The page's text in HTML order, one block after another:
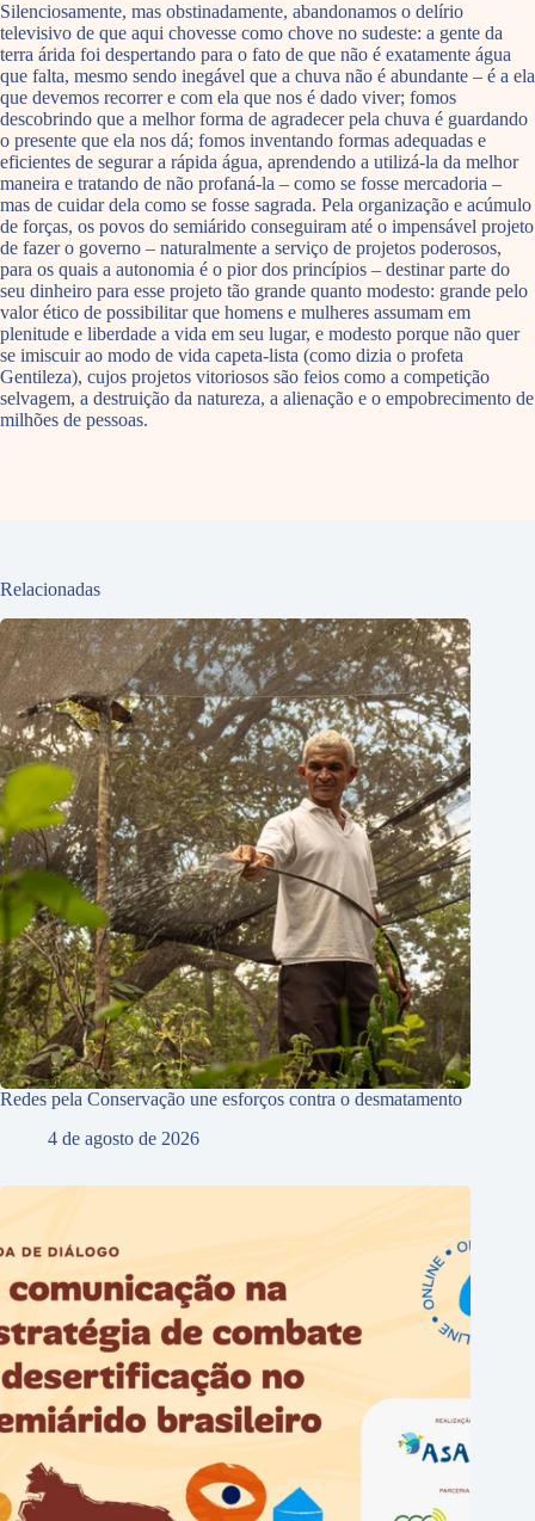
Silenciosamente, mas obstinadamente, abandonamos o delírio
televisivo de que aqui chovesse como chove no sudeste: a gente da
terra árida foi despertando para o fato de que não é exatamente água
que falta, mesmo sendo inegável que a chuva não é abundante – é a ela
que devemos recorrer e com ela que nos é dado viver; fomos
descobrindo que a melhor forma de agradecer pela chuva é guardando
o presente que ela nos dá; fomos inventando formas adequadas e
eficientes de segurar a rápida água, aprendendo a utilizá-la da melhor
maneira e tratando de não profaná-la – como se fosse mercadoria –
mas de cuidar dela como se fosse sagrada. Pela organização e acúmulo
de forças, os povos do semiárido conseguiram até o impensável projeto
de fazer o governo – naturalmente a serviço de projetos poderosos,
para os quais a autonomia é o pior dos princípios – destinar parte do
seu dinheiro para esse projeto tão grande quanto modesto: grande pelo
valor ético de possibilitar que homens e mulheres assumam em
plenitude e liberdade a vida em seu lugar, e modesto porque não quer
se imiscuir ao modo de vida capeta-lista (como dizia o profeta
Gentileza), cujos projetos vitoriosos são feios como a competição
selvagem, a destruição da natureza, a alienação e o empobrecimento de
milhões de pessoas.
Relacionadas
Redes pela Conservação une esforços contra o desmatamento
4 de agosto de 2026